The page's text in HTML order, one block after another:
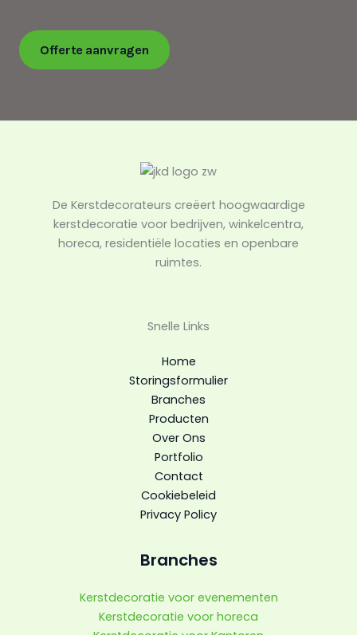
Offerte aanvragen
De Kerstdecorateurs creëert hoogwaardige
kerstdecoratie voor bedrijven, winkelcentra,
horeca, residentiële locaties en openbare
ruimtes.
Snelle Links
Home
Storingsformulier
Branches
Producten
Over Ons
Portfolio
Contact
Cookiebeleid
Privacy Policy
Branches
Kerstdecoratie voor evenementen
Kerstdecoratie voor horeca